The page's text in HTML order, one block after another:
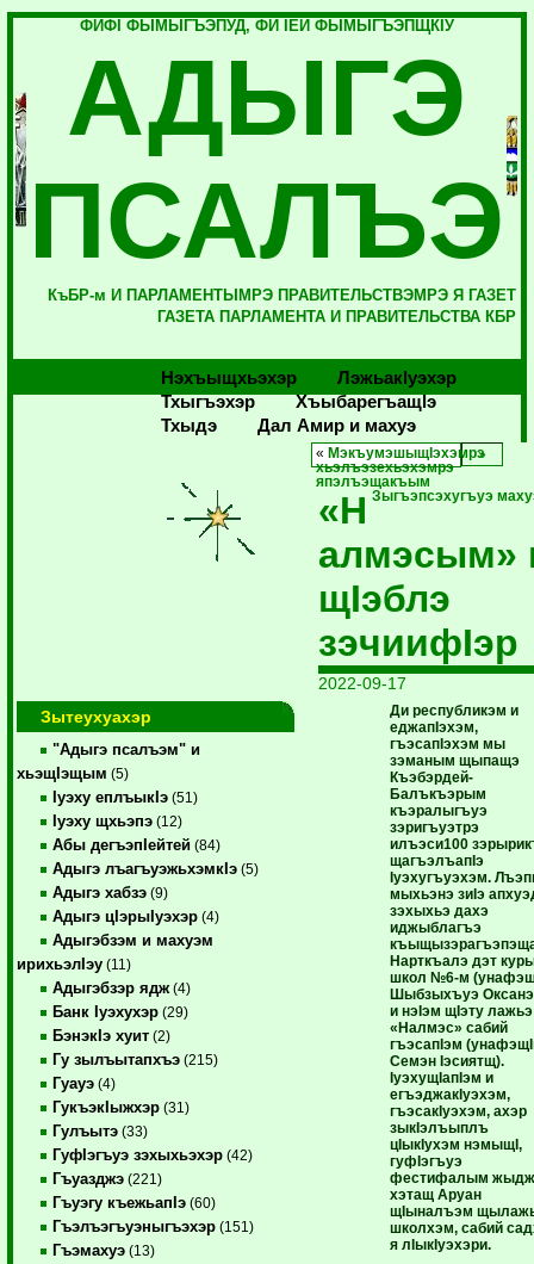
ФИФI ФЫМЫГЪЭПУД, ФИ IЕЙ ФЫМЫГЪЭПЩКIУ
АДЫГЭ
ПСАЛЪЭ
КъБР-м И ПАРЛАМЕНТЫМРЭ ПРАВИТЕЛЬСТВЭМРЭ Я ГАЗЕТ
ГАЗЕТА ПАРЛАМЕНТА И ПРАВИТЕЛЬСТВА КБР
Нэхъыщхьэхэр
Лэжьакlуэхэр
Тхыгъэхэр
Хъыбарегъащlэ
Тхыдэ
Дал Амир и махуэ
Зытеухуахэр
"Адыгэ псалъэм" и
хьэщIэщым (5)
Iуэху еплъыкIэ (51)
Iуэху щхьэпэ (12)
Абы дегъэпIейтей (84)
Адыгэ лъагъуэжьхэмкIэ (5)
Адыгэ хабзэ (9)
Адыгэ цIэрыIуэхэр (4)
Адыгэбзэм и махуэм
ирихьэлIэу (11)
Адыгэбзэр ядж (4)
Банк Iуэхухэр (29)
БэнэкIэ хуит (2)
Гу зылъытапхъэ (215)
Гуауэ (4)
ГукъэкIыжхэр (31)
Гулъытэ (33)
ГуфIэгъуэ зэхыхьэхэр (42)
Гъуазджэ (221)
Гъуэгу къежьапIэ (60)
Гъэлъэгъуэныгъэхэр (151)
Гъэмахуэ (13)
« МэкъумэшыщIэхэмрэ
хьэлъэзехьэхэмрэ
япэлъэщакъым
Зыгъэпсэхугъуэ
«Н
алмэсым»
щIэблэ
зэчиифIэр
2022-09-17
Ди республикэм и
еджапIэхэм,
гъэсапIэхэм мы
зэманым щыпащэ
Къэбэрдей-
Балъкъэрым
къэралыгъуэ
зэригъуэтрэ
илъэси100
щагъэлъапIэ
Iуэхугъуэхэм.
мыхьэнэ зиIэ
зэхыхьэ дахэ
иджыблагъэ
Нарткъалэ дэт
школ №6-м
Шыбзыхъуэ
и нэIэм щIэту лажьэ
«Налмэс» сабий
гъэсапIэм
Семэн Iэсиятщ).
IуэхущIапIэм и
егъэджакIуэхэм,
гъэсакIуэхэм, ахэр
зыкIэлъыплъ
цIыкIухэм нэмыщI,
гуфIэгъуэ
фестифалым
хэтащ Аруан
щIыналъэм
школхэм, сабий
я лIыкIуэхэри.